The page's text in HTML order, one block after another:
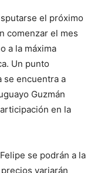
el próximo
comenzar el mes
a la máxima
Un punto
se encuentra a
Guzmán
en la
se podrán a la
variarán